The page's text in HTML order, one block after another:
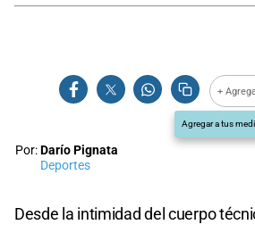
+
Agregar a tus
Por:Darío Pignata
Deportes
Desde la intimidad del cuerpo